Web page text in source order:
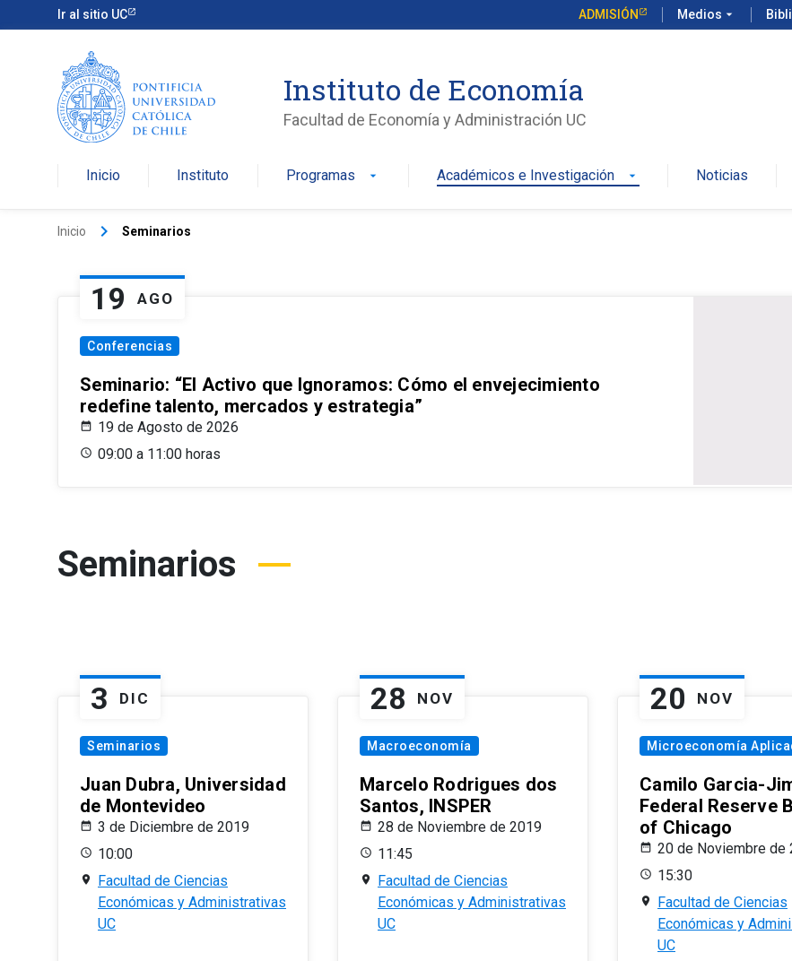
Ir al sitio UC ADMISIÓN Medios arrow_drop_down
Instituto de Economía
Facultad de Economía y Administración UC
Inicio Instituto Programas arrow_drop_down Académicos e Investigación arrow_drop_down Noticias
Inicio keyboard_arrow_right Seminarios
19 AGO
Conferencias
Seminario: “El Activo que Ignoramos: Cómo el envejecimiento
redefine talento, mercados y estrategia”
19 de Agosto de 2026
09:00 a 11:00 horas
Seminarios
3 DIC
Seminarios
Juan Dubra, Universidad
de Montevideo
3 de Diciembre de 2019
10:00
Facultad de Ciencias
Económicas y Administrativas
UC
28 NOV
Macroeconomía
Marcelo Rodrigues dos
Santos, INSPER
28 de Noviembre de 2019
11:45
Facultad de Ciencias
Económicas y Administrativas
UC
20 NOV
Microeconomía
Camilo Garcia-
Federal Reserve
of Chicago
20 de Noviembre de
15:30
Facultad de Ciencias
Económicas y
UC